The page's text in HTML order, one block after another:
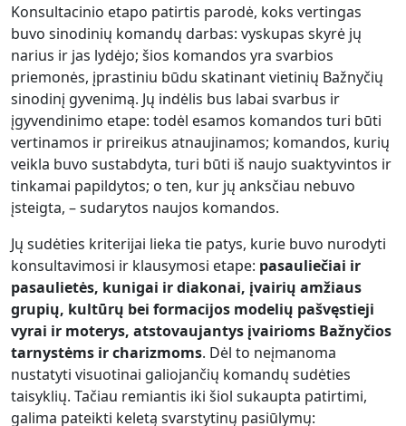
Konsultacinio etapo patirtis parodė, koks vertingas
buvo sinodinių komandų darbas: vyskupas skyrė jų
narius ir jas lydėjo; šios komandos yra svarbios
priemonės, įprastiniu būdu skatinant vietinių Bažnyčių
sinodinį gyvenimą. Jų indėlis bus labai svarbus ir
įgyvendinimo etape: todėl esamos komandos turi būti
vertinamos ir prireikus atnaujinamos; komandos, kurių
veikla buvo sustabdyta, turi būti iš naujo suaktyvintos ir
tinkamai papildytos; o ten, kur jų anksčiau nebuvo
įsteigta, – sudarytos naujos komandos.
Jų sudėties kriterijai lieka tie patys, kurie buvo nurodyti
konsultavimosi ir klausymosi etape: pasauliečiai ir
pasaulietės, kunigai ir diakonai, įvairių amžiaus
grupių, kultūrų bei formacijos modelių pašvęstieji
vyrai ir moterys, atstovaujantys įvairioms Bažnyčios
tarnystėms ir charizmoms. Dėl to neįmanoma
nustatyti visuotinai galiojančių komandų sudėties
taisyklių. Tačiau remiantis iki šiol sukaupta patirtimi,
galima pateikti keletą svarstytinų pasiūlymų: